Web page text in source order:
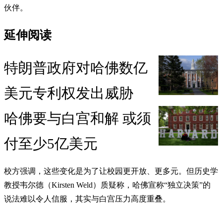
伙伴。
延伸阅读
特朗普政府对哈佛数亿
美元专利权发出威胁
哈佛要与白宫和解 或须
付至少5亿美元
校方强调，这些变化是为了让校园更开放、更多元。但历史学
教授韦尔德（Kirsten Weld）质疑称，哈佛宣称“独立决策”的
说法难以令人信服，其实与白宫压力高度重叠。